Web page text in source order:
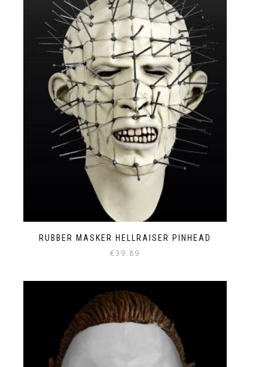
RUBBER MASKER HELLRAISER PINHEAD
€39.89